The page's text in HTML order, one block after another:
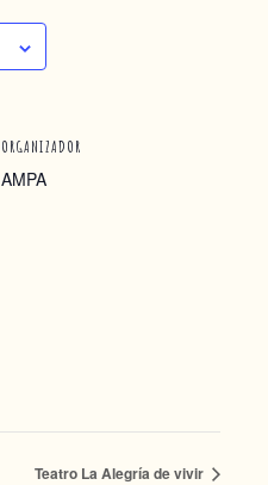
ORGANIZADOR
AMPA
Teatro La Alegría de vivir